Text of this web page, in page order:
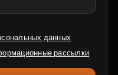
данных
рассылки